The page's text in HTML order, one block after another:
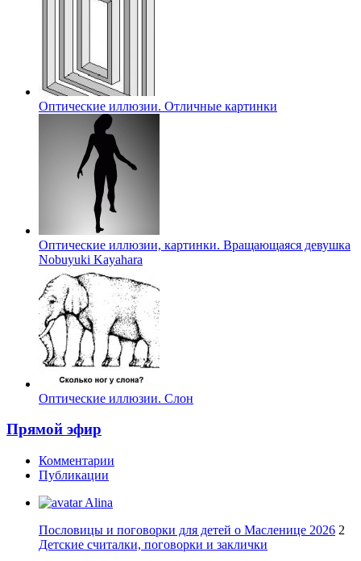
Оптические иллюзии. Отличные картинки
Оптические иллюзии, картинки. Вращающаяся девушка
Nobuyuki Kayahara
Оптические иллюзии. Слон
Прямой эфир
Комментарии
Публикации
Alina
Пословицы и поговорки для детей о Масленице 2026 2
Детские считалки, поговорки и заклички